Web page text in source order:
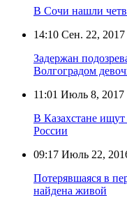
В Сочи нашли
14:10 Сен. 22, 2017
Задержан
Волгоградом
11:01 Июль 8, 2017
В Казахстане
России
09:17 Июль 22,
Потерявшаяся в
найдена живой